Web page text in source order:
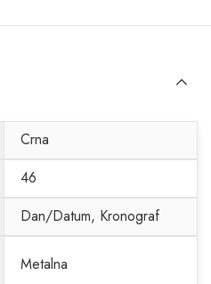
Crna
46
Dan/Datum, Kronograf
Metalna